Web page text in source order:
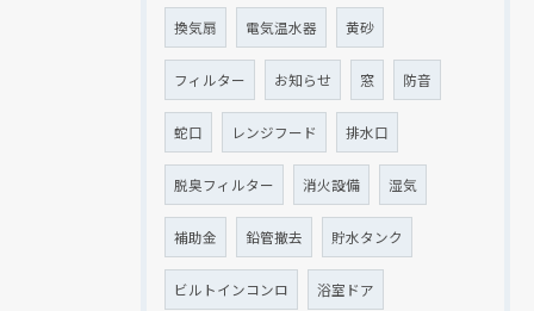
換気扇 電気温水器 黄砂
フィルター お知らせ 窓 防音
蛇口 レンジフード 排水口
脱臭フィルター 消火設備 湿気
補助金 鉛管撤去 貯水タンク
ビルトインコンロ 浴室ドア